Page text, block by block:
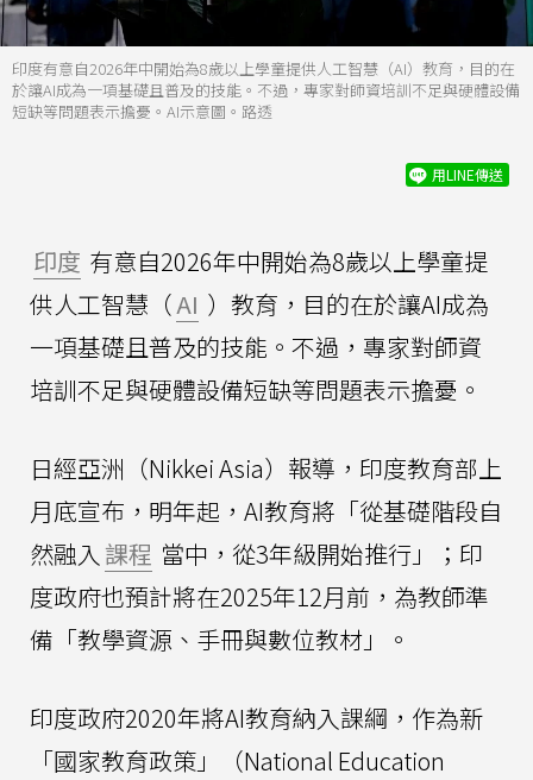
印度有意自2026年中開始為8歲以上學童提供人工智慧（AI）教育，目的在
於讓AI成為一項基礎且普及的技能。不過，專家對師資培訓不足與硬體設備
短缺等問題表示擔憂。AI示意圖。路透
用LINE傳送
印度 有意自2026年中開始為8歲以上學童提
供人工智慧（AI ）教育，目的在於讓AI成為
一項基礎且普及的技能。不過，專家對師資
培訓不足與硬體設備短缺等問題表示擔憂。
日經亞洲（Nikkei Asia）報導，印度教育部上
月底宣布，明年起，AI教育將「從基礎階段自
然融入 課程 當中，從3年級開始推行」；印
度政府也預計將在2025年12月前，為教師準
備「教學資源、手冊與數位教材」。
印度政府2020年將AI教育納入課綱，作為新
「國家教育政策」（National Education